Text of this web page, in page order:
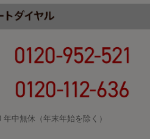
中無休（年末年始を除く）